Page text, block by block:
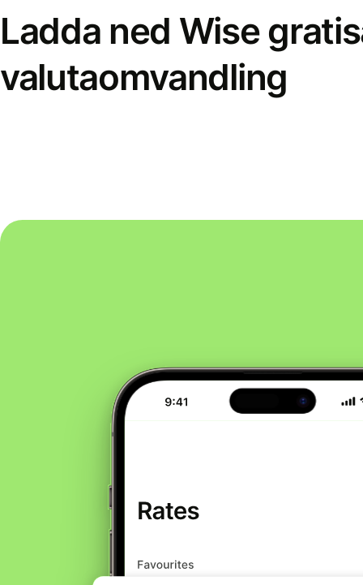
Ladda ned Wise
valutaomvandling